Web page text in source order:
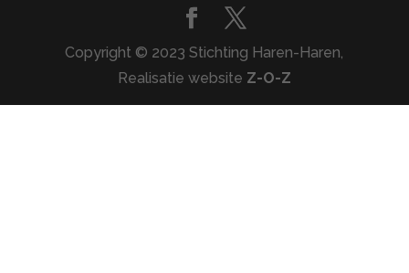
Copyright © 2023 Stichting Haren-Haren,
Realisatie website Z-O-Z